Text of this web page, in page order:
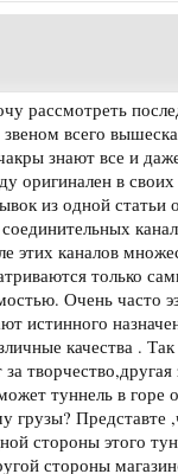
рассмотреть
всего
знают все и
оригинален в
из одной статьи
этих каналов
только
Очень часто
истинного
качества .
за
туннель в горе
грузы? Представте
стороны этого
стороны